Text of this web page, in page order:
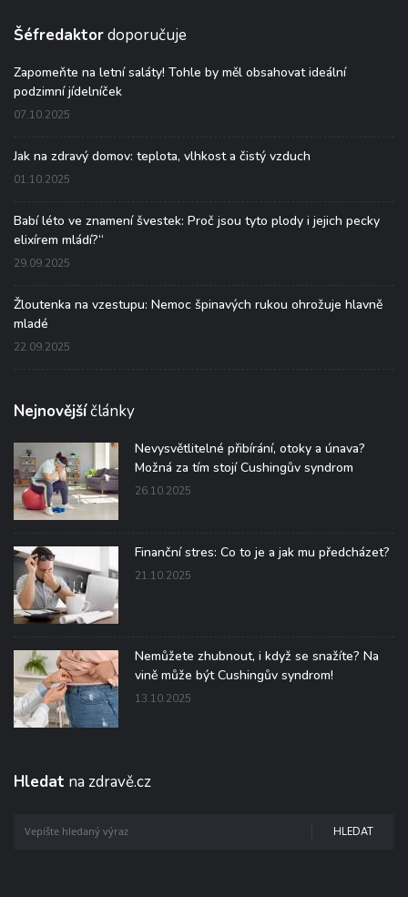
Šéfredaktordoporučuje
Zapomeňte na letní saláty! Tohle by měl obsahovat ideální
podzimní jídelníček
07.10.2025
Jak na zdravý domov: teplota, vlhkost a čistý vzduch
01.10.2025
Babí léto ve znamení švestek: Proč jsou tyto plody i jejich pecky
elixírem mládí?“
29.09.2025
Žloutenka na vzestupu: Nemoc špinavých rukou ohrožuje hlavně
mladé
22.09.2025
Nejnovějšíčlánky
Nevysvětlitelné přibírání, otoky a únava?
Možná za tím stojí Cushingův syndrom
26.10.2025
Finanční stres: Co to je a jak mu předcházet?
21.10.2025
Nemůžete zhubnout, i když se snažíte? Na
vině může být Cushingův syndrom!
13.10.2025
Hledat na zdravě.cz
HLEDAT